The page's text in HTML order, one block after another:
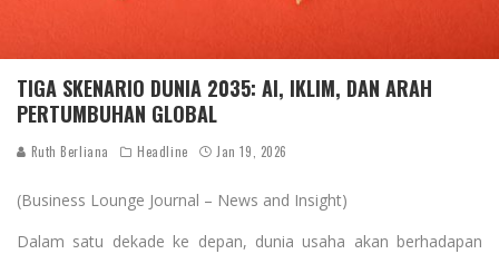
TIGA SKENARIO DUNIA 2035: AI, IKLIM, DAN ARAH
PERTUMBUHAN GLOBAL
Ruth Berliana Headline Jan 19, 2026
(Business Lounge Journal – News and Insight)
Dalam satu dekade ke depan, dunia usaha akan berhadapan